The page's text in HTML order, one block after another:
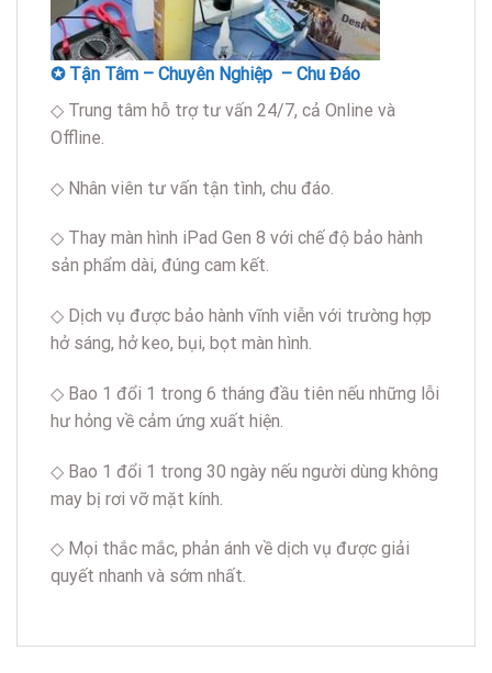
✪ Tận Tâm – Chuyên Nghiệp – Chu Đáo
◇ Trung tâm hỗ trợ tư vấn 24/7, cả Online và
Offline.
◇ Nhân viên tư vấn tận tình, chu đáo.
◇ Thay màn hình iPad Gen 8 với chế độ bảo hành
sản phẩm dài, đúng cam kết.
◇ Dịch vụ được bảo hành vĩnh viễn với trường hợp
hở sáng, hở keo, bụi, bọt màn hình.
◇ Bao 1 đổi 1 trong 6 tháng đầu tiên nếu những lỗi
hư hỏng về cảm ứng xuất hiện.
◇ Bao 1 đổi 1 trong 30 ngày nếu người dùng không
may bị rơi vỡ mặt kính.
◇ Mọi thắc mắc, phản ánh về dịch vụ được giải
quyết nhanh và sớm nhất.